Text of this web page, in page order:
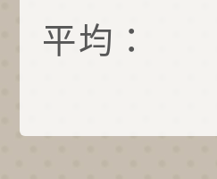
平均：